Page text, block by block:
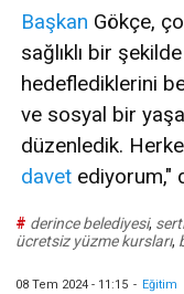
Başkan Gökçe,
sağlıklı bir
hedeflediklerini
ve sosyal bir
düzenledik.
davet ediyorum,"
# derince belediyesi,
ücretsiz yüzme kursları,
08 Tem 2024 - 11:15 - Eğitim